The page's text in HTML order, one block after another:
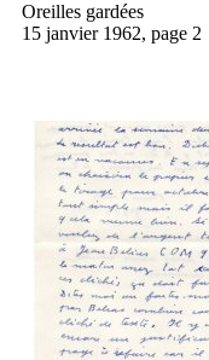
Oreilles gardées
15 janvier 1962, page 2